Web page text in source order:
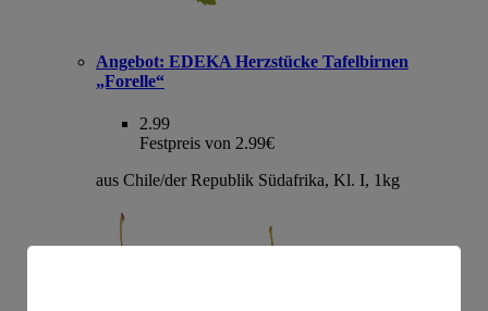
Angebot: EDEKA Herzstücke Tafelbirnen
„Forelle“
2.99
Festpreis von 2.99€
aus Chile/der Republik Südafrika, Kl. I, 1kg